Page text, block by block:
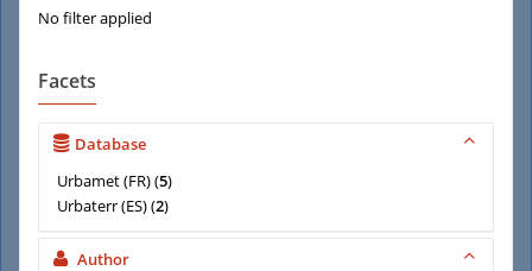
No filter applied
Facets
Database
Urbamet (FR)(5)
Urbaterr (ES)(2)
Author